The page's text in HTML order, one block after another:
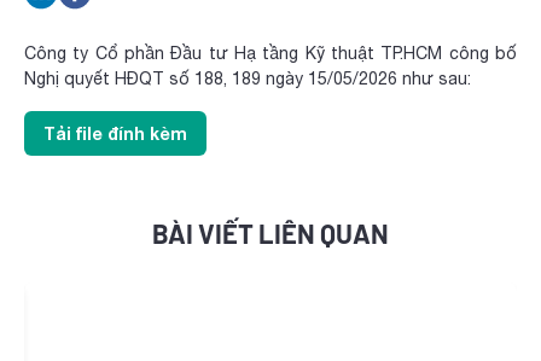
Công ty Cổ phần Đầu tư Hạ tầng Kỹ thuật TP.HCM công bố
Nghị quyết HĐQT số 188, 189 ngày 15/05/2026 như sau:
Tải file đính kèm
BÀI VIẾT LIÊN QUAN